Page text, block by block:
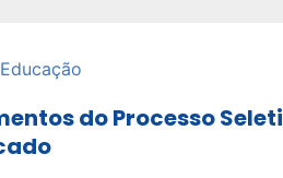
Educação
do Processo